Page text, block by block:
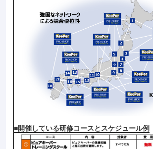
■開催している研修コースとスケジュール例